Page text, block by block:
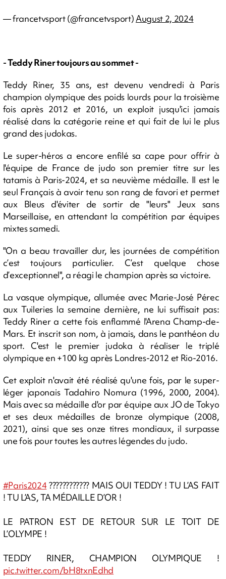
— francetvsport (@francetvsport)August 2, 2024
- Teddy Riner toujours au sommet -
Teddy Riner, 35 ans, est devenu vendredi à Paris
champion olympique des poids lourds pour la troisième
fois après 2012 et 2016, un exploit jusqu'ici jamais
réalisé dans la catégorie reine et qui fait de lui le plus
grand des judokas.
Le super-héros a encore enfilé sa cape pour offrir à
l'équipe de France de judo son premier titre sur les
tatamis à Paris-2024, et sa neuvième médaille. Il est le
seul Français à avoir tenu son rang de favori et permet
aux Bleus d'éviter de sortir de "leurs" Jeux sans
Marseillaise, en attendant la compétition par équipes
mixtes samedi.
"On a beau travailler dur, les journées de compétition
c’est toujours particulier. C’est quelque chose
d’exceptionnel", a réagi le champion après sa victoire.
La vasque olympique, allumée avec Marie-José Pérec
aux Tuileries la semaine dernière, ne lui suffisait pas:
Teddy Riner a cette fois enflammé l'Arena Champ-de-
Mars. Et inscrit son nom, à jamais, dans le panthéon du
sport. C'est le premier judoka à réaliser le triplé
olympique en +100 kg après Londres-2012 et Rio-2016.
Cet exploit n'avait été réalisé qu'une fois, par le super-
léger japonais Tadahiro Nomura (1996, 2000, 2004).
Mais avec sa médaille d'or par équipe aux JO de Tokyo
et ses deux médailles de bronze olympique (2008,
2021), ainsi que ses onze titres mondiaux, il surpasse
une fois pour toutes les autres légendes du judo.
#Paris2024???????????? MAIS OUI TEDDY ! TU L’AS FAIT
! TU L’AS, TA MÉDAILLE D’OR !
LE PATRON EST DE RETOUR SUR LE TOIT DE
L’OLYMPE !
TEDDY RINER, CHAMPION OLYMPIQUE !
pic.twitter.com/bH8txnEdhd